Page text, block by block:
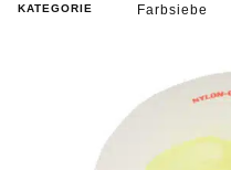
KATEGORIE
Farbsiebe